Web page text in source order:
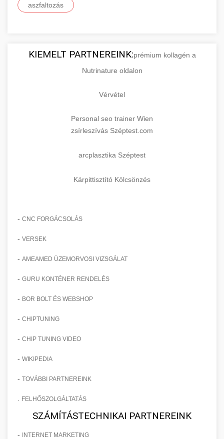
aszfaltozás
KIEMELT PARTNEREINK:prémium kollagén a
Nutrinature oldalon
Vérvétel
Personal seo trainer Wien
zsírleszívás Széptest.com
arcplasztika Széptest
Kárpittisztító Kölcsönzés
- CNC FORGÁCSOLÁS
- VERSEK
- AMEAMED ÜZEMORVOSI VIZSGÁLAT
- GURU KONTÉNER RENDELÉS
- BOR BOLT ÉS WEBSHOP
- CHIPTUNING
- CHIP TUNING VIDEO
- WIKIPEDIA
- TOVÁBBI PARTNEREINK
FELHŐSZOLGÁLTATÁS
SZÁMÍTÁSTECHNIKAI PARTNEREINK
- INTERNET MARKETING